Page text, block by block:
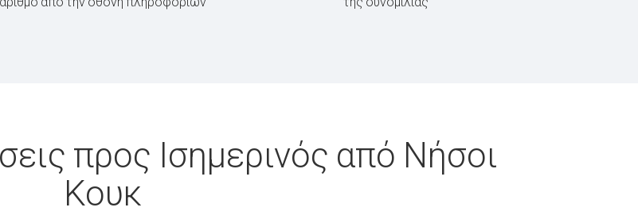
προς Ισημερινός από Νήσοι
Κουκ